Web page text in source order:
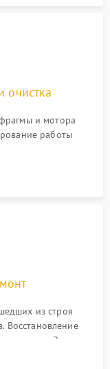
очистка
и мотора
работы
элементов
без
из строя
Восстановление
зума. Замена
положения или